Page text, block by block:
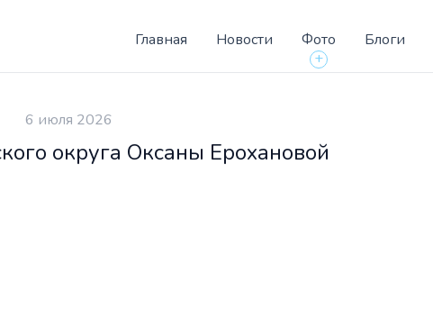
Главная Новости
Фото
+
Блоги
6 июля 2026
округа Оксаны Ерохановой